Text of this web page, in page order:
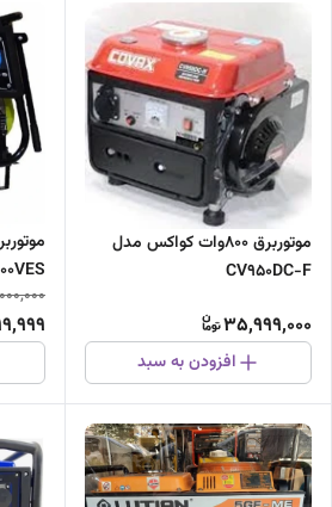
موتوربرق 800وات کواکس مدل
CV950DC-F
35,999,000
افزودن به سبد